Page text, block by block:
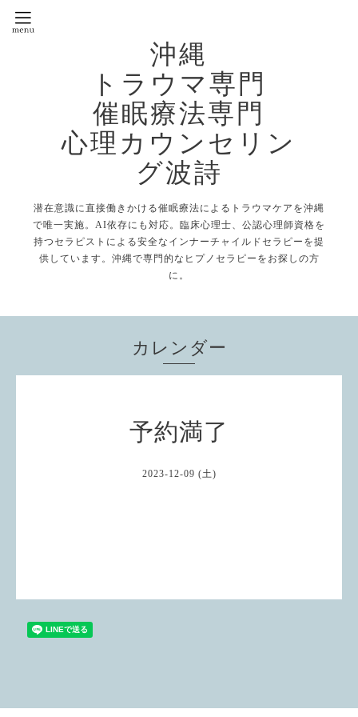
沖縄
トラウマ専門
催眠療法専門
心理カウンセリン
グ波詩
潜在意識に直接働きかける催眠療法によるトラウマケアを沖縄
で唯一実施。AI依存にも対応。臨床心理士、公認心理師資格を
持つセラピストによる安全なインナーチャイルドセラピーを提
供しています。沖縄で専門的なヒプノセラピーをお探しの方
に。
カレンダー
予約満了
2023-12-09 (土)